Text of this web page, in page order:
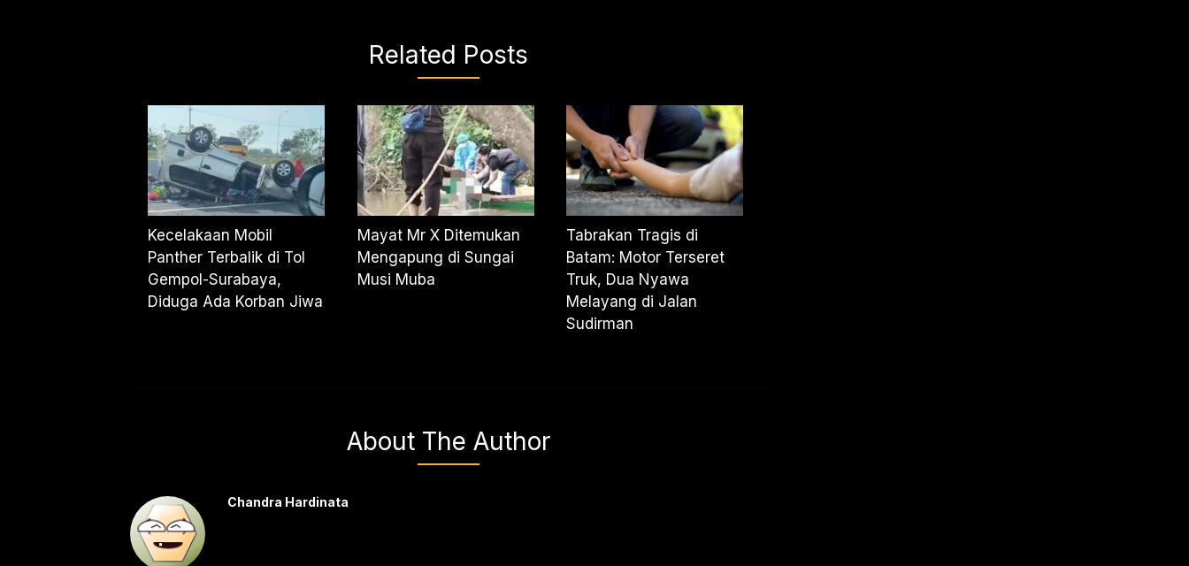
Related Posts
Kecelakaan Mobil
Panther Terbalik di Tol
Gempol-Surabaya,
Diduga Ada Korban Jiwa
Mayat Mr X Ditemukan
Mengapung di Sungai
Musi Muba
Tabrakan Tragis di
Batam: Motor Terseret
Truk, Dua Nyawa
Melayang di Jalan
Sudirman
About The Author
Chandra Hardinata